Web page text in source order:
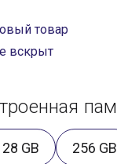
товар
вскрыт
GB 256 GB